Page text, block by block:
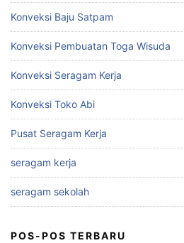
Konveksi Baju Satpam
Konveksi Pembuatan Toga Wisuda
Konveksi Seragam Kerja
Konveksi Toko Abi
Pusat Seragam Kerja
seragam kerja
seragam sekolah
POS-POS TERBARU